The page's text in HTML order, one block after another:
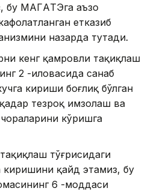
бу МAГAТЭга аъзо
етказиб
назарда тутади.
кенг қамровли тақиқлаш
2 -иловасида санаб
кириши боғлиқ бўлган
тезроқ имзолаш ва
кўришга
тўғрисидаги
киришини қайд этамиз, бу
6 -моддаси